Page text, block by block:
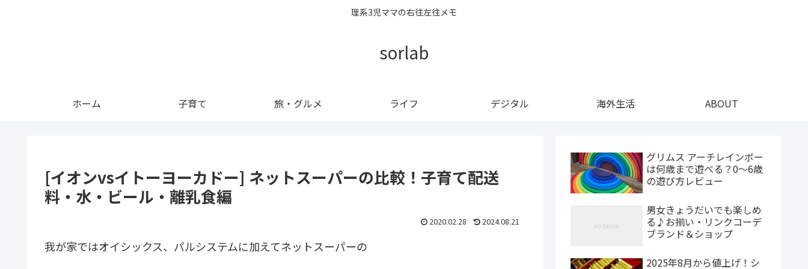
理系3児ママの右往左往メモ
sorlab
ホーム 子育て 旅・グルメ ライフ デジタル 海外生活 ABOUT
[イオンvsイトーヨーカドー] ネットスーパーの比較！子育て配送
料・水・ビール・離乳食編
2020.02.28 2024.08.21
我が家ではオイシックス、パルシステムに加えてネットスーパーの
グリムス アーチレインボー
は何歳まで遊べる？0〜6歳
の遊び方レビュー
男女きょうだいでも楽しめ
る♪お揃い・リンクコーデ
ブランド＆ショップ
2025年8月から値上げ！シ